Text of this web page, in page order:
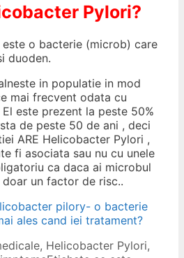
Pylori?
o bacterie (microb) care
duoden.
in populatie in mod
mai frecvent odata cu
este prezent la peste 50%
de peste 50 de ani , deci
ARE Helicobacter Pylori ,
fi asociata sau nu cu unele
ca daca ai microbul
un factor de risc..
pilory- o bacterie
ales cand iei tratament?
, Helicobacter Pylori,